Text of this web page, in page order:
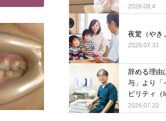
説！
2026.08.4
夜驚（やき
2026.07.31
辞める理由
与」より「
ビリティ（
y）」
2026.07.22